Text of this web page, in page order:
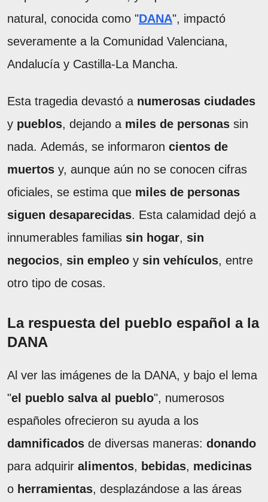
natural, conocida como "DANA", impactó
severamente a la Comunidad Valenciana,
Andalucía y Castilla-La Mancha.
Esta tragedia devastó a numerosas ciudades
y pueblos, dejando a miles de personas sin
nada. Además, se informaron cientos de
muertos y, aunque aún no se conocen cifras
oficiales, se estima que miles de personas
siguen desaparecidas. Esta calamidad dejó a
innumerables familias sin hogar, sin
negocios, sin empleo y sin vehículos, entre
otro tipo de cosas.
La respuesta del pueblo español a la
DANA
Al ver las imágenes de la DANA, y bajo el lema
"el pueblo salva al pueblo", numerosos
españoles ofrecieron su ayuda a los
damnificados de diversas maneras: donando
para adquirir alimentos, bebidas, medicinas
o herramientas, desplazándose a las áreas